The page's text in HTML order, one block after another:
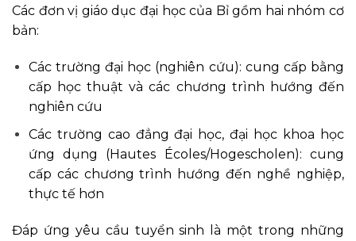
Các đơn vị giáo dục đại học của Bỉ gồm hai nhóm cơ
bản:
Các trường đại học (nghiên cứu): cung cấp bằng
cấp học thuật và các chương trình hướng đến
nghiên cứu
Các trường cao đẳng đại học, đại học khoa học
ứng dụng (Hautes Écoles/Hogescholen): cung
cấp các chương trình hướng đến nghề nghiệp,
thực tế hơn
Đáp ứng yêu cầu tuyển sinh là một trong những